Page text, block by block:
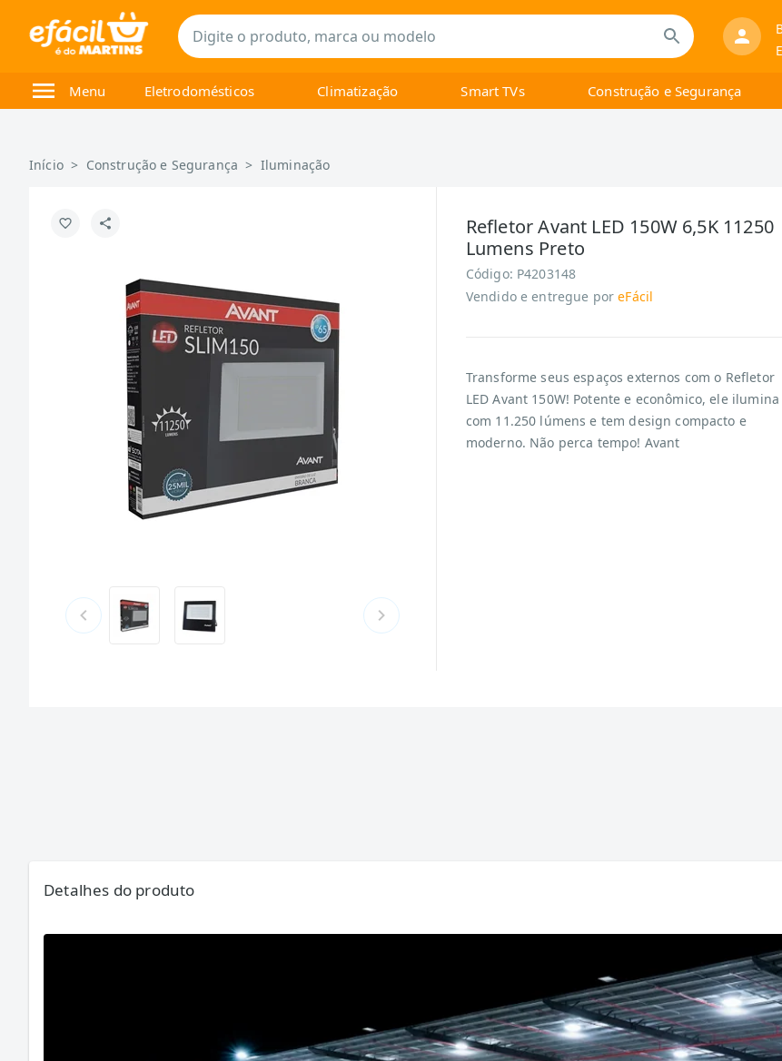
Menu Eletrodomésticos Climatização Smart TVs Construção e Segurança
Início > Construção e Segurança > Iluminação
Refletor Avant LED 150W 6,5K 11250
Lumens Preto
Código: P4203148
Vendido e entregue por eFácil
Transforme seus espaços externos com o Refletor
LED Avant 150W! Potente e econômico, ele ilumina
com 11.250 lúmens e tem design compacto e
moderno. Não perca tempo! Avant
Detalhes do produto